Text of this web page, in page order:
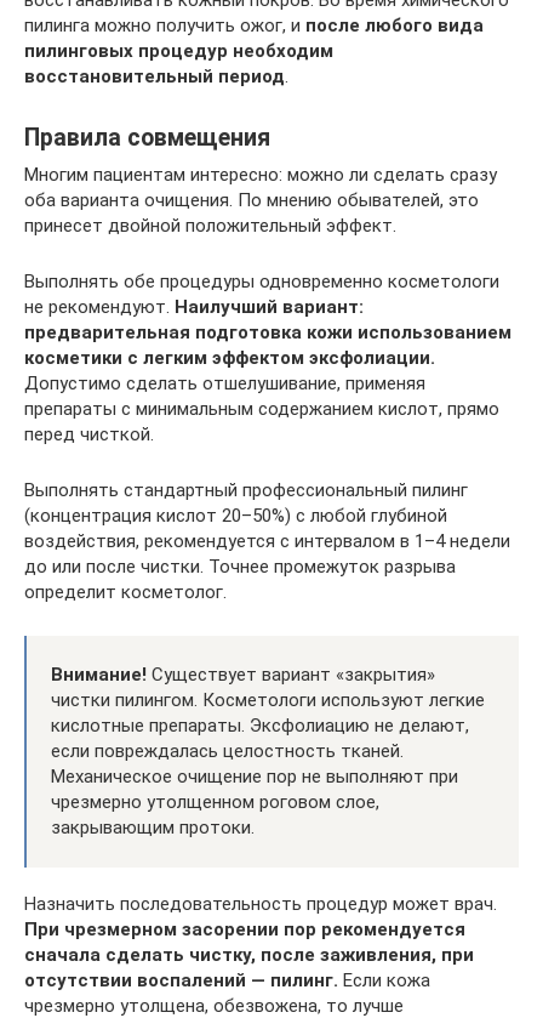
пилинга можно получить ожог, и после любого вида
пилинговых процедур необходим
восстановительный период.
Правила совмещения
Многим пациентам интересно: можно ли сделать сразу
оба варианта очищения. По мнению обывателей, это
принесет двойной положительный эффект.
Выполнять обе процедуры одновременно косметологи
не рекомендуют. Наилучший вариант:
предварительная подготовка кожи использованием
косметики с легким эффектом эксфолиации.
Допустимо сделать отшелушивание, применяя
препараты с минимальным содержанием кислот, прямо
перед чисткой.
Выполнять стандартный профессиональный пилинг
(концентрация кислот 20–50%) с любой глубиной
воздействия, рекомендуется с интервалом в 1–4 недели
до или после чистки. Точнее промежуток разрыва
определит косметолог.
Внимание! Существует вариант «закрытия»
чистки пилингом. Косметологи используют легкие
кислотные препараты. Эксфолиацию не делают,
если повреждалась целостность тканей.
Механическое очищение пор не выполняют при
чрезмерно утолщенном роговом слое,
закрывающим протоки.
Назначить последовательность процедур может врач.
При чрезмерном засорении пор рекомендуется
сначала сделать чистку, после заживления, при
отсутствии воспалений — пилинг. Если кожа
чрезмерно утолщена, обезвожена, то лучше